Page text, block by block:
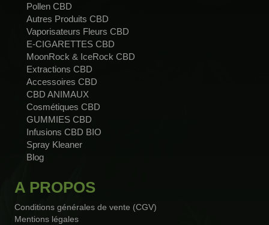
Pollen CBD
Autres Produits CBD
Vaporisateurs Fleurs CBD
E-CIGARETTES CBD
MoonRock & IceRock CBD
Extractions CBD
Accessoires CBD
CBD ANIMAUX
Cosmétiques CBD
GUMMIES CBD
Infusions CBD BIO
Spray Kleaner
Blog
A PROPOS
Conditions générales de vente (CGV)
Mentions légales